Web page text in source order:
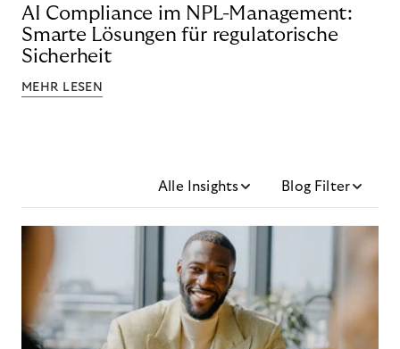
AI Compliance im NPL-Management:
Smarte Lösungen für regulatorische
Sicherheit
MEHR LESEN
Alle Insights Blog Filter